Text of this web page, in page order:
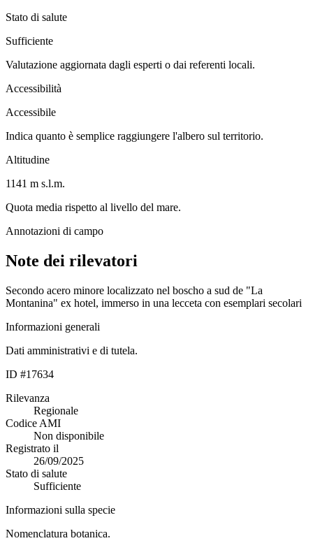
Stato di salute
Sufficiente
Valutazione aggiornata dagli esperti o dai referenti locali.
Accessibilità
Accessibile
Indica quanto è semplice raggiungere l'albero sul territorio.
Altitudine
1141 m s.l.m.
Quota media rispetto al livello del mare.
Annotazioni di campo
Note dei rilevatori
Secondo acero minore localizzato nel boscho a sud de "La
Montanina" ex hotel, immerso in una lecceta con esemplari secolari
Informazioni generali
Dati amministrativi e di tutela.
ID #17634
Rilevanza
Regionale
Codice AMI
Non disponibile
Registrato il
26/09/2025
Stato di salute
Sufficiente
Informazioni sulla specie
Nomenclatura botanica.